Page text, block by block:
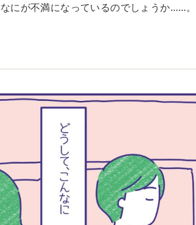
にが不満になっているのでしょうか……。